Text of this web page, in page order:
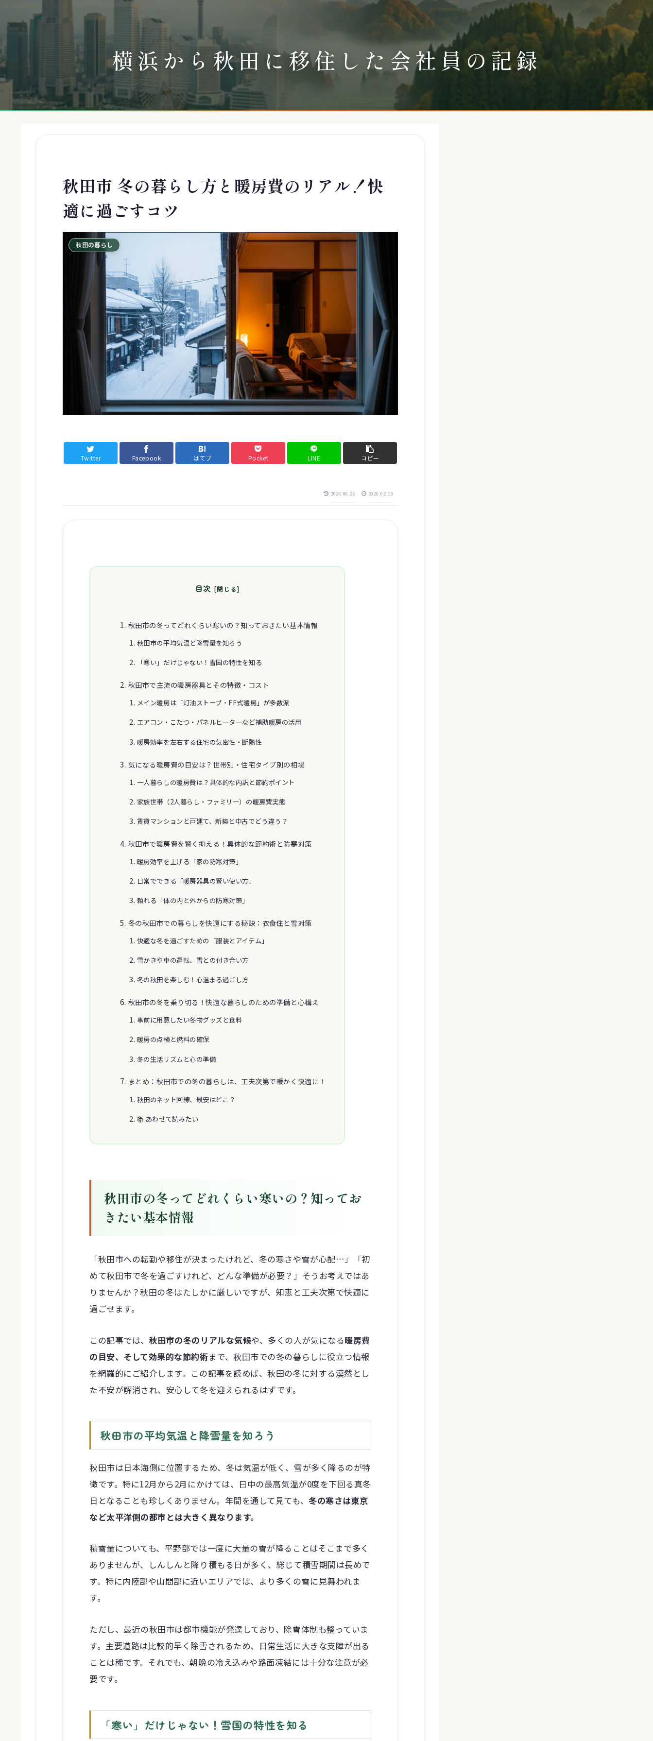
横浜から秋田に移住した会社員の記録
秋田市 冬の暮らし方と暖房費のリアル！快
適に過ごすコツ
秋田の暮らし
Twitter Facebook はてブ Pocket LINE コピー
2026.06.26 2026.02.13
目次
秋田市の冬ってどれくらい寒いの？知っておきたい基本情報
秋田市の平均気温と降雪量を知ろう
「寒い」だけじゃない！雪国の特性を知る
秋田市で主流の暖房器具とその特徴・コスト
メイン暖房は「灯油ストーブ・FF式暖房」が多数派
エアコン・こたつ・パネルヒーターなど補助暖房の活用
暖房効率を左右する住宅の気密性・断熱性
気になる暖房費の目安は？世帯別・住宅タイプ別の相場
一人暮らしの暖房費は？具体的な内訳と節約ポイント
家族世帯（2人暮らし・ファミリー）の暖房費実態
賃貸マンションと戸建て、新築と中古でどう違う？
秋田市で暖房費を賢く抑える！具体的な節約術と防寒対策
暖房効率を上げる「家の防寒対策」
日常でできる「暖房器具の賢い使い方」
頼れる「体の内と外からの防寒対策」
冬の秋田市での暮らしを快適にする秘訣：衣食住と雪対策
快適な冬を過ごすための「服装とアイテム」
雪かきや車の運転、雪との付き合い方
冬の秋田を楽しむ！心温まる過ごし方
秋田市の冬を乗り切る！快適な暮らしのための準備と心構え
事前に用意したい冬物グッズと食料
暖房の点検と燃料の確保
冬の生活リズムと心の準備
まとめ：秋田市での冬の暮らしは、工夫次第で暖かく快適に！
秋田のネット回線、最安はどこ？
📚 あわせて読みたい
秋田市の冬ってどれくらい寒いの？知ってお
きたい基本情報
「秋田市への転勤や移住が決まったけれど、冬の寒さや雪が心配…」「初
めて秋田市で冬を過ごすけれど、どんな準備が必要？」そうお考えではあ
りませんか？秋田の冬はたしかに厳しいですが、知恵と工夫次第で快適に
過ごせます。
この記事では、 秋田市の冬のリアルな気候や、多くの人が気になる暖房費
の目安、そして効果的な節約術まで、秋田市での冬の暮らしに役立つ情報
を網羅的にご紹介します。この記事を読めば、秋田の冬に対する漠然とし
た不安が解消され、安心して冬を迎えられるはずです。
秋田市の平均気温と降雪量を知ろう
秋田市は日本海側に位置するため、冬は気温が低く、雪が多く降るのが特
徴です。特に12月から2月にかけては、日中の最高気温が0度を下回る真冬
日となることも珍しくありません。年間を通して見ても、冬の寒さは東京
など太平洋側の都市とは大きく異なります。
積雪量についても、平野部では一度に大量の雪が降ることはそこまで多く
ありませんが、しんしんと降り積もる日が多く、総じて積雪期間は長めで
す。特に内陸部や山間部に近いエリアでは、より多くの雪に見舞われま
す。
ただし、最近の秋田市は都市機能が発達しており、除雪体制も整っていま
す。主要道路は比較的早く除雪されるため、日常生活に大きな支障が出る
ことは稀です。それでも、朝晩の冷え込みや路面凍結には十分な注意が必
要です。
「寒い」だけじゃない！雪国の特性を知る